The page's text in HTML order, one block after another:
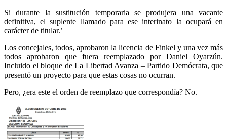
Si durante la sustitución temporaria se produjera una vacante
definitiva, el suplente llamado para ese interinato la ocupará en
carácter de titular.’
Los concejales, todos, aprobaron la licencia de Finkel y una vez más
todos aprobaron que fuera reemplazado por Daniel Oyarzún.
Incluido el bloque de La Libertad Avanza – Partido Demócrata, que
presentó un proyecto para que estas cosas no ocurran.
Pero, ¿era este el orden de reemplazo que correspondía? No.